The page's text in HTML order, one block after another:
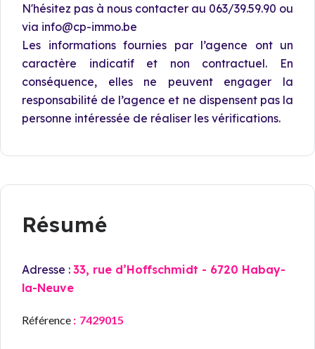
N'hésitez pas à nous contacter au 063/39.59.90 ou
via info@cp-immo.be
Les informations fournies par l’agence ont un
caractère indicatif et non contractuel. En
conséquence, elles ne peuvent engager la
responsabilité de l’agence et ne dispensent pas la
personne intéressée de réaliser les vérifications.
Résumé
Adresse : 33, rue d’Hoffschmidt - 6720 Habay-
la-Neuve
Référence 7429015